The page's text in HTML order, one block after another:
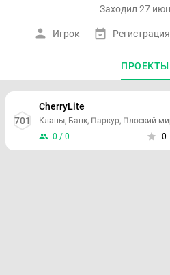
Заходил 27
Игрок
ПРОЕКТЫ
701
CherryLite
Кланы, Банк, Паркур, Плоский
0 / 0
0